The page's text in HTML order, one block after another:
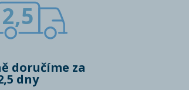
2,5
doručíme za
dny